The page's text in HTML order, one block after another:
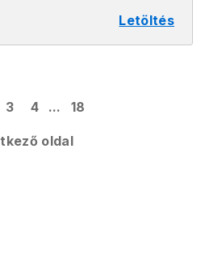
Letöltés
3 4 ... 18
oldal